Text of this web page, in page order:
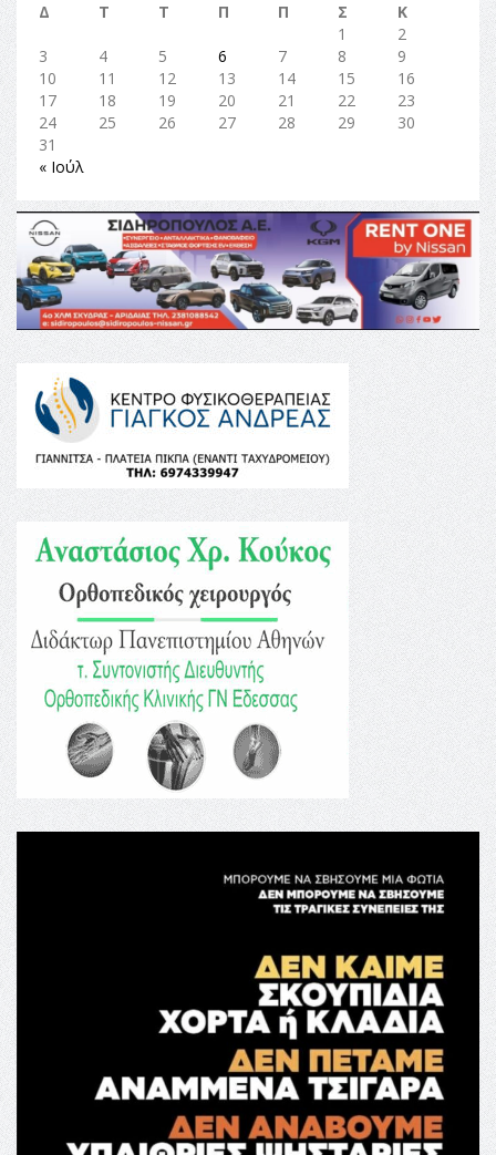
Δ
Τ Τ Π Π Σ
Κ
1
2
3
4 5 6 7 8
9
10
11 12 13 14 15
16
17
18 19 20 21 22
23
24
25 26 27 28 29
30
31
« Ιούλ